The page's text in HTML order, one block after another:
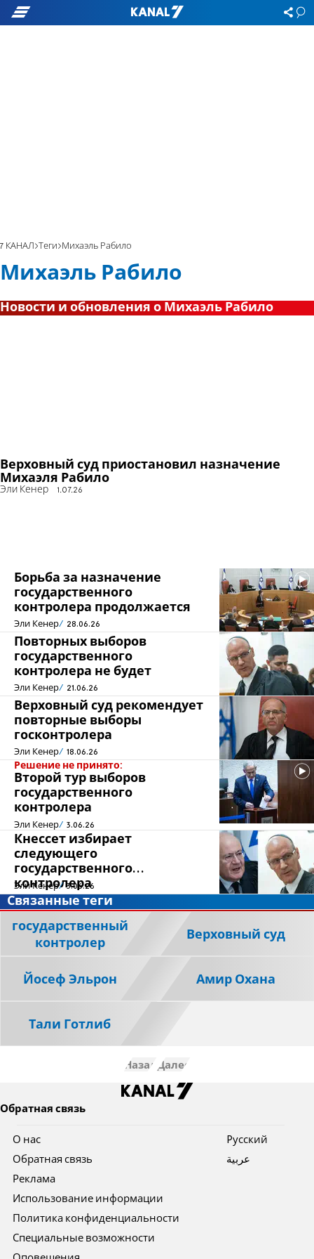
7 КАНАЛ Теги Михаэль Рабило
Михаэль Рабило
Новости и обновления о Михаэль Рабило
Верховный суд приостановил назначение
Михаэля Рабило
Эли Кенер 1.07.26
Борьба за назначение
государственного
контролера продолжается
Эли Кенер 28.06.26
Повторных выборов
государственного
контролера не будет
Эли Кенер 21.06.26
Верховный суд рекомендует
повторные выборы
госконтролера
Эли Кенер 18.06.26
Решение не принято:
Второй тур выборов
государственного
контролера
Эли Кенер 3.06.26
Кнессет избирает
следующего
государственного
контролера
Эли Кенер 3.06.26
Связанные теги
государственный
контролер
Верховный суд
Йосеф Эльрон Амир Охана
Тали Готлиб
Назад Далее
Обратная связь
О нас
Обратная связь
Реклама
Использование информации
Политика конфиденциальности
Специальные возможности
Pусский
عربية